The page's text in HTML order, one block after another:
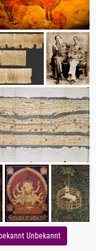
Unbekannt